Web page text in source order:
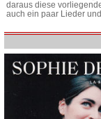
daraus diese
auch ein paar Lieder